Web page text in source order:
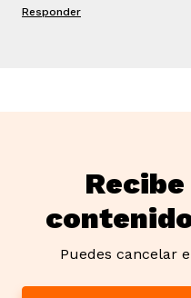
Responder
Puedes cancelar